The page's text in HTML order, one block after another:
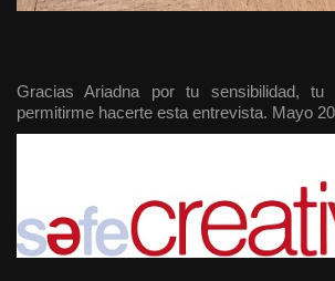
Gracias Ariadna por tu sensibilidad,
permitirme hacerte esta entrevista. Mayo